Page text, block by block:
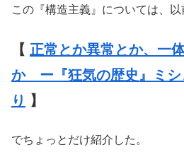
この『構造主義』については、以
【 正常とか異常とか、一
か ー『狂気の歴史』ミシ
り 】
でちょっとだけ紹介した。